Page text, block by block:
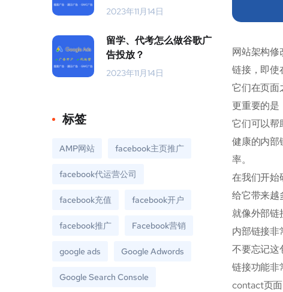
网站架构修
链接，即使
它们在页面
更重要的是
它们可以帮
健康的内部
率。
在我们开始
给它带来越
就像外部链
内部链接非
不要忘记这
链接功能非
contact页面
2023年11月14日
留学、代考怎么做谷歌广
告投放？
2023年11月14日
标签
AMP网站 facebook主页推广
facebook代运营公司
facebook充值 facebook开户
facebook推广 Facebook营销
google ads Google Adwords
Google Search Console